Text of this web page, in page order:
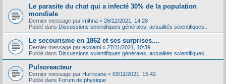
Le parasite du chat qui a infecté 30% de la population
mondiale
Dernier message par imihna « 26/12/2021, 14:28
Publié dans Discussions scientifiques générales, actualités scientifiques...
Le secourisme en 1862 et ses surprises....
Dernier message par ecolami « 27/11/2021, 10:39
Publié dans Discussions scientifiques générales, actualités scientifiques...
Pulsoreacteur
Dernier message par Hurricane « 03/11/2021, 15:42
Publié dans Forum de physique